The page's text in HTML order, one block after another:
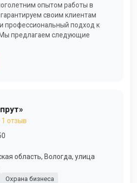
опытом работы в
своим клиентам
профессиональный подход к
предлагаем следующие
1 отзыв
область, Вологда, улица
Охрана бизнеса